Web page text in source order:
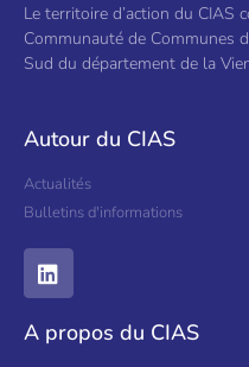
Le territoire d’action du CIAS
Communauté de Communes
Sud du département de la
Autour du CIAS
Actualités
Bulletins d'informations
A propos du CIAS